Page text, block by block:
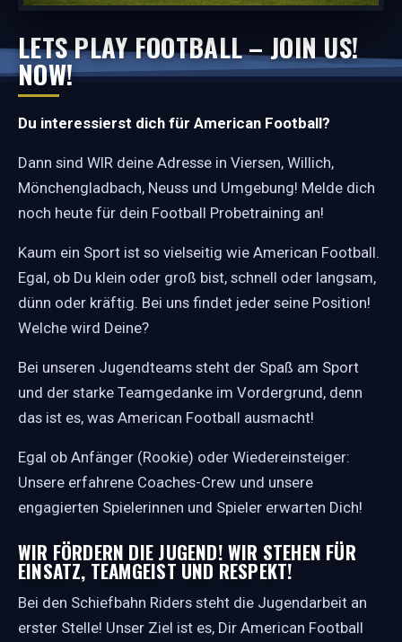
LETS PLAY FOOTBALL – JOIN US!
NOW!
Du interessierst dich für American Football?
Dann sind WIR deine Adresse in Viersen, Willich,
Mönchengladbach, Neuss und Umgebung! Melde dich
noch heute für dein Football Probetraining an!
Kaum ein Sport ist so vielseitig wie American Football.
Egal, ob Du klein oder groß bist, schnell oder langsam,
dünn oder kräftig. Bei uns findet jeder seine Position!
Welche wird Deine?
Bei unseren Jugendteams steht der Spaß am Sport
und der starke Teamgedanke im Vordergrund, denn
das ist es, was American Football ausmacht!
Egal ob Anfänger (Rookie) oder Wiedereinsteiger:
Unsere erfahrene Coaches-Crew und unsere
engagierten Spielerinnen und Spieler erwarten Dich!
WIR FÖRDERN DIE JUGEND! WIR STEHEN FÜR
EINSATZ, TEAMGEIST UND RESPEKT!
Bei den Schiefbahn Riders steht die Jugendarbeit an
erster Stelle! Unser Ziel ist es, Dir American Football